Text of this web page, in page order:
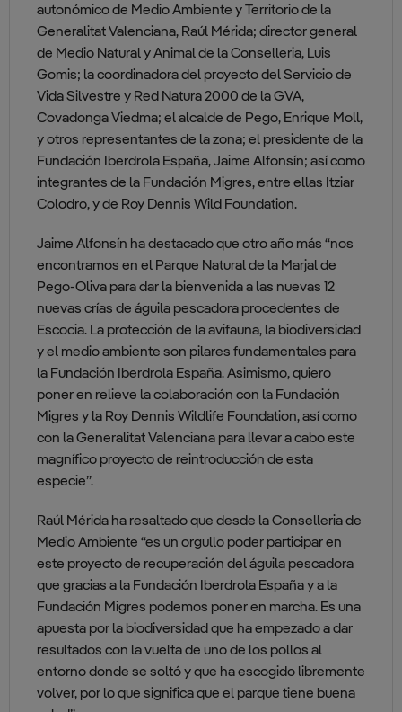
autonómico de Medio Ambiente y Territorio de la
Generalitat Valenciana, Raúl Mérida; director general
de Medio Natural y Animal de la Conselleria, Luis
Gomis; la coordinadora del proyecto del Servicio de
Vida Silvestre y Red Natura 2000 de la GVA,
Covadonga Viedma; el alcalde de Pego, Enrique Moll,
y otros representantes de la zona; el presidente de la
Fundación Iberdrola España, Jaime Alfonsín; así como
integrantes de la Fundación Migres, entre ellas Itziar
Colodro, y de Roy Dennis Wild Foundation.
Jaime Alfonsín ha destacado que otro año más “nos
encontramos en el Parque Natural de la Marjal de
Pego-Oliva para dar la bienvenida a las nuevas 12
nuevas crías de águila pescadora procedentes de
Escocia. La protección de la avifauna, la biodiversidad
y el medio ambiente son pilares fundamentales para
la Fundación Iberdrola España. Asimismo, quiero
poner en relieve la colaboración con la Fundación
Migres y la Roy Dennis Wildlife Foundation, así como
con la Generalitat Valenciana para llevar a cabo este
magnífico proyecto de reintroducción de esta
especie”.
Raúl Mérida ha resaltado que desde la Conselleria de
Medio Ambiente “es un orgullo poder participar en
este proyecto de recuperación del águila pescadora
que gracias a la Fundación Iberdrola España y a la
Fundación Migres podemos poner en marcha. Es una
apuesta por la biodiversidad que ha empezado a dar
resultados con la vuelta de uno de los pollos al
entorno donde se soltó y que ha escogido libremente
volver, por lo que significa que el parque tiene buena